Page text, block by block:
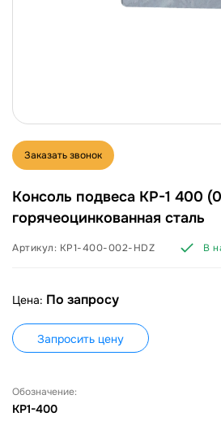
Заказать звонок
Консоль подвеса KP-1 400
горячеоцинкованная сталь
Артикул: KP1-400-002-HDZ В
Цена: По запросу
Запросить цену
Обозначение:
KP1-400